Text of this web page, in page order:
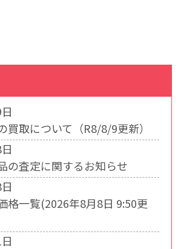
買取について（R8/8/9更新）
の査定に関するお知らせ
格一覧(2026年8月8日 9:50更